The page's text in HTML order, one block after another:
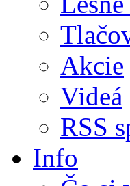
Akcie
Videá
RSS
Info